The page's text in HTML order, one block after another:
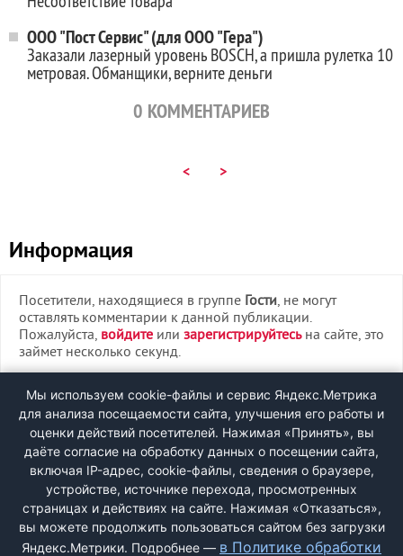
ООО "Пост Сервис" (для ООО "Гера")
Заказали лазерный уровень BOSСH, а пришла рулетка 10
метровая. Обманщики, верните деньги
0 КОММЕНТАРИЕВ
< >
Информация
Посетители, находящиеся в группе Гости, не могут
оставлять комментарии к данной публикации.
Пожалуйста, войдите или зарегистрируйтесьна сайте, это
займет несколько секунд.
ВХОД
РЕГИСТРАЦИЯ
Быстрая регистрациячерез соцсети:
Мы используем cookie-файлы и сервис Яндекс.Метрика
для анализа посещаемости сайта, улучшения его работы и
оценки действий посетителей. Нажимая «Принять», вы
даёте согласие на обработку данных о посещении сайта,
включая IP-адрес, cookie-файлы, сведения о браузере,
устройстве, источнике перехода, просмотренных
страницах и действиях на сайте. Нажимая «Отказаться»,
вы можете продолжить пользоваться сайтом без загрузки
Яндекс.Метрики. Подробнее — в Политике обработки